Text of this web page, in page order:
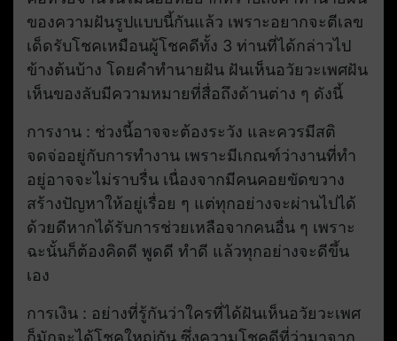
ของความฝันรูปแบบนี้กันแล้ว เพราะอยากจะตีเลข
เด็ดรับโชคเหมือนผู้โชคดีทั้ง 3 ท่านที่ได้กล่าวไป
ข้างต้นบ้าง โดยคำทำนายฝัน ฝันเห็นอวัยวะเพศฝัน
เห็นของลับมีความหมายที่สื่อถึงด้านต่าง ๆ ดังนี้
การงาน : ช่วงนี้อาจจะต้องระวัง และควรมีสติ
จดจ่ออยู่กับการทำงาน เพราะมีเกณฑ์ว่างานที่ทำ
อยู่อาจจะไม่ราบรื่น เนื่องจากมีคนคอยขัดขวาง
สร้างปัญหาให้อยู่เรื่อย ๆ แต่ทุกอย่างจะผ่านไปได้
ด้วยดีหากได้รับการช่วยเหลือจากคนอื่น ๆ เพราะ
ฉะนั้นก็ต้องคิดดี พูดดี ทำดี แล้วทุกอย่างจะดีขึ้น
เอง
การเงิน : อย่างที่รู้กันว่าใครที่ได้ฝันเห็นอวัยวะเพศ
ก็มักจะได้โชคใหญ่กัน ซึ่งความโชคดีที่ว่ามาจาก